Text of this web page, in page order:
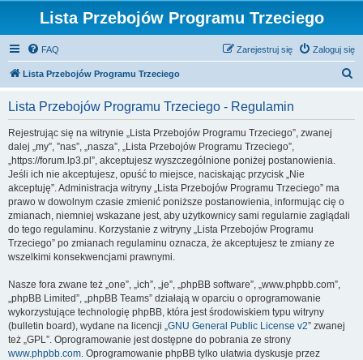
Lista Przebojów Programu Trzeciego
FAQ Zaloguj się
Zarejestruj się
Lista Przebojów Programu Trzeciego
Lista Przebojów Programu Trzeciego - Regulamin
Rejestrując się na witrynie „Lista Przebojów Programu Trzeciego”, zwanej
dalej „my”, ”nas”, „nasza”, „Lista Przebojów Programu Trzeciego”,
„https://forum.lp3.pl”, akceptujesz wyszczególnione poniżej postanowienia.
Jeśli ich nie akceptujesz, opuść to miejsce, naciskając przycisk „Nie
akceptuję”. Administracja witryny „Lista Przebojów Programu Trzeciego” ma
prawo w dowolnym czasie zmienić poniższe postanowienia, informując cię o
zmianach, niemniej wskazane jest, aby użytkownicy sami regularnie zaglądali
do tego regulaminu. Korzystanie z witryny „Lista Przebojów Programu
Trzeciego” po zmianach regulaminu oznacza, że akceptujesz te zmiany ze
wszelkimi konsekwencjami prawnymi.
Nasze fora zwane też „one”, „ich”, „je”, „phpBB software”, „www.phpbb.com”,
„phpBB Limited”, „phpBB Teams” działają w oparciu o oprogramowanie
wykorzystujące technologię phpBB, która jest środowiskiem typu witryny
(bulletin board), wydane na licencji „GNU General Public License v2” zwanej
też „GPL”. Oprogramowanie jest dostępne do pobrania ze strony
www.phpbb.com. Oprogramowanie phpBB tylko ułatwia dyskusje przez